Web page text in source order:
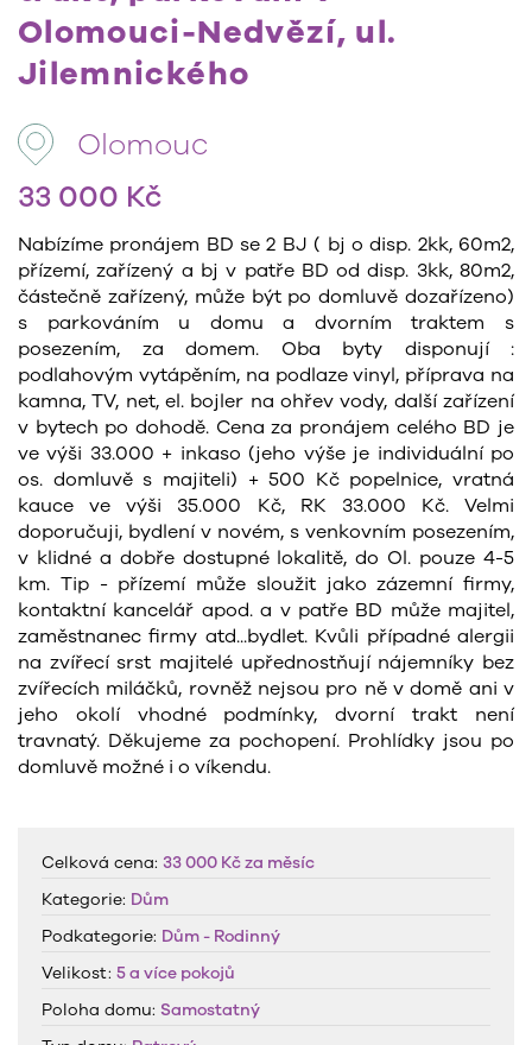
Olomouci-Nedvězí, ul.
Jilemnického
Olomouc
33 000 Kč
Nabízíme pronájem BD se 2 BJ ( bj o disp. 2kk, 60m2,
přízemí, zařízený a bj v patře BD od disp. 3kk, 80m2,
částečně zařízený, může být po domluvě dozařízeno)
s parkováním u domu a dvorním traktem s
posezením, za domem. Oba byty disponují :
podlahovým vytápěním, na podlaze vinyl, příprava na
kamna, TV, net, el. bojler na ohřev vody, další zařízení
v bytech po dohodě. Cena za pronájem celého BD je
ve výši 33.000 + inkaso (jeho výše je individuální po
os. domluvě s majiteli) + 500 Kč popelnice, vratná
kauce ve výši 35.000 Kč, RK 33.000 Kč. Velmi
doporučuji, bydlení v novém, s venkovním posezením,
v klidné a dobře dostupné lokalitě, do Ol. pouze 4-5
km. Tip - přízemí může sloužit jako zázemní firmy,
kontaktní kancelář apod. a v patře BD může majitel,
zaměstnanec firmy atd...bydlet. Kvůli případné alergii
na zvířecí srst majitelé upřednostňují nájemníky bez
zvířecích miláčků, rovněž nejsou pro ně v domě ani v
jeho okolí vhodné podmínky, dvorní trakt není
travnatý. Děkujeme za pochopení. Prohlídky jsou po
domluvě možné i o víkendu.
Celková cena: 33 000 Kčza měsíc
Kategorie: Dům
Podkategorie: Dům - Rodinný
Velikost: 5 a více pokojů
Poloha domu: Samostatný